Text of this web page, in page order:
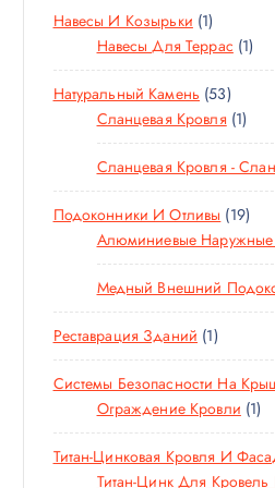
В
А
Р
А
О
В
А
Р
А
Навесы И Козырьки 11
Т
О
В
А
Р
Навесы Для Террас 11
Т
А
Р
Натуральный Камень 535
3
Т
О
В
А
Р
А
Сланцевая Кровля 11
Т
О
В
А
Р
Сланцевая Кровля -
Подоконники И Отливы 191
9
Т
О
В
Р
О
В
Алюминиевые
Медный Внешний
Реставрация Зданий 11
Т
О
В
А
Р
Системы Безопасности На
Ограждение Кровли 11
Т
О
В
Титан-Цинковая Кровля И
Титан-Цинк Для